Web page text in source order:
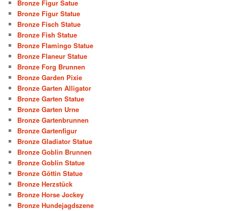
Bronze Figur Satue
Bronze Figur Statue
Bronze Fisch Statue
Bronze Fish Statue
Bronze Flamingo Statue
Bronze Flaneur Statue
Bronze Forg Brunnen
Bronze Garden Pixie
Bronze Garten Alligator
Bronze Garten Statue
Bronze Garten Urne
Bronze Gartenbrunnen
Bronze Gartenfigur
Bronze Gladiator Statue
Bronze Goblin Brunnen
Bronze Goblin Statue
Bronze Göttin Statue
Bronze Herzstück
Bronze Horse Jockey
Bronze Hundejagdszene